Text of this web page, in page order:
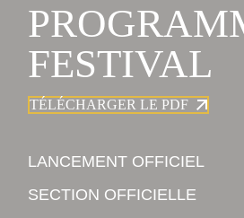
FESTIVAL
TÉLÉCHARGER LE PDF
LANCEMENT OFFICIEL
SECTION OFFICIELLE